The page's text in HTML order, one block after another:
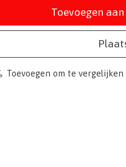
Toevoegen
Toevoegen om te vergelijken